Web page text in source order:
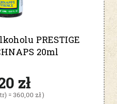
PRESTIGE
20ml
zł
= 360,00 zł )